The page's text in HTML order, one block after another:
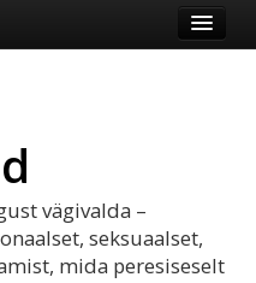
Logi sisse või registreeru
vägivalda –
seksuaalset,
mida peresiseselt